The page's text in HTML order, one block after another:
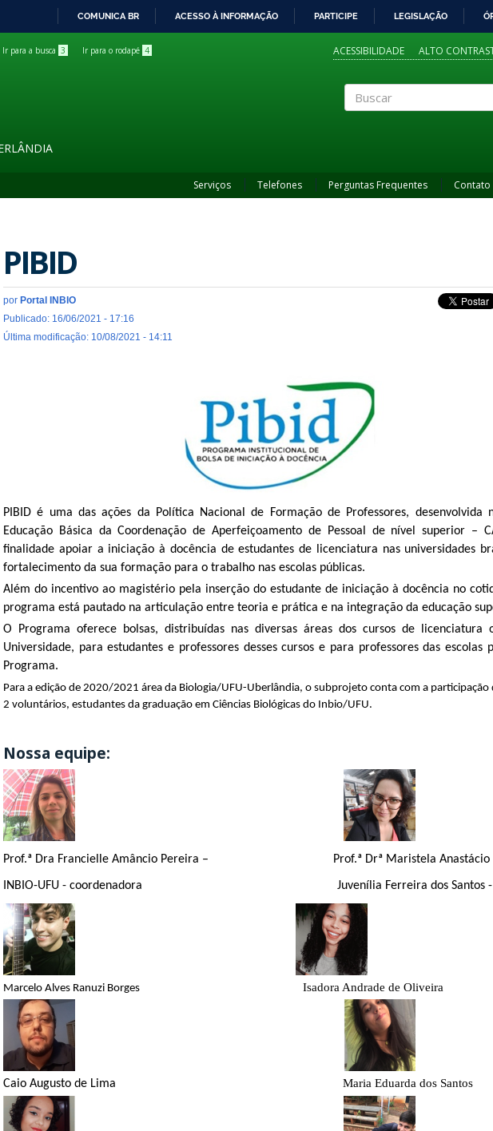
COMUNICA BR ACESSO À INFORMAÇÃO PARTICIPE LEGISLAÇÃO
Ir para a busca 3 Ir para o rodapé 4 ACESSIBILIDADE ALTO
Serviços Telefones Perguntas Frequentes Contato
PIBID
por Portal INBIO
Publicado: 16/06/2021 - 17:16
Última modificação: 10/08/2021 - 14:11
PIBID é uma das ações da Política Nacional de Formação de Professores, desenvolvida
Educação Básica da Coordenação de Aperfeiçoamento de Pessoal de nível superior –
finalidade apoiar a iniciação à docência de estudantes de licenciatura nas universidades
fortalecimento da sua formação para o trabalho nas escolas públicas.
Além do incentivo ao magistério pela inserção do estudante de iniciação à docência no
programa está pautado na articulação entre teoria e prática e na integração da educação
O Programa oferece bolsas, distribuídas nas diversas áreas dos cursos de licenciatura
Universidade, para estudantes e professores desses cursos e para professores das escolas
Programa.
Para a edição de 2020/2021 área da Biologia/UFU-Uberlândia, o subprojeto conta com a participação
2 voluntários, estudantes da graduação em Ciências Biológicas do Inbio/UFU.
Nossa equipe:
Prof.ª Dra Francielle Amâncio Pereira – Prof.ª Drª Maristela Anastácio –
INBIO-UFU - coordenadora Juvenília Ferreira dos Santos -
Marcelo Alves Ranuzi Borges Isadora Andrade de Oliveira
Caio Augusto de Lima Maria Eduarda dos Santos